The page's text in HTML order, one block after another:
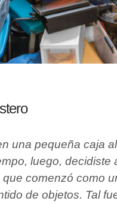
una pequeña caja
luego,
comenzó como
de objetos. Tal